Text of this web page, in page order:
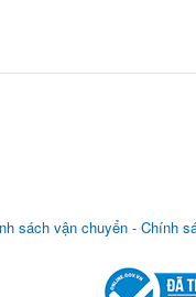
sách vận chuyển- Chính